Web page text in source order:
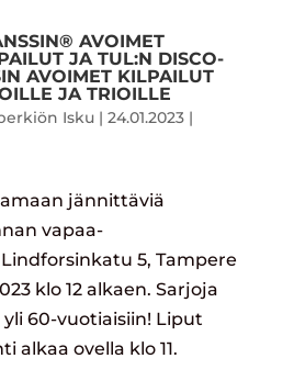
AVOIMET
JA TUL:N DISCO-
AVOIMET KILPAILUT
JA TRIOILLE
Isku| 24.01.2023|
jännittäviä
vapaa-
5, Tampere
klo 12 alkaen. Sarjoja
yli 60-vuotiaisiin! Liput
alkaa ovella klo 11.